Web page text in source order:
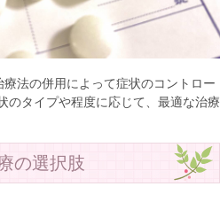
法の併用によって症状のコントロー
のタイプや程度に応じて、最適な治療
の選択肢